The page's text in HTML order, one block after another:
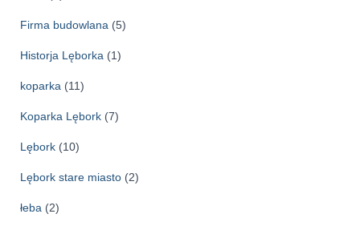
Firma budowlana (5)
Historja Lęborka (1)
koparka (11)
Koparka Lębork (7)
Lębork (10)
Lębork stare miasto (2)
łeba (2)